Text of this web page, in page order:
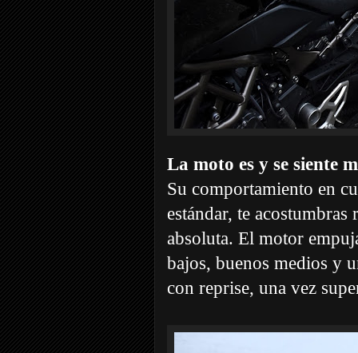
La moto es y se siente
Su comportamiento en
estándar, te
absoluta. El motor
bajos, buenos medios y
con reprise, una vez